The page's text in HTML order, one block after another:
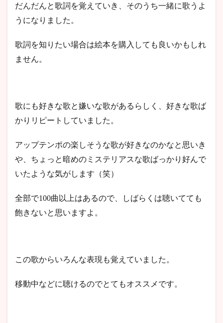
だんだんと歌詞を覚えていき、そのうち一緒に歌うよ
うになりました。
歌詞を知りたい場合は絵本を購入しても良いかもしれ
ません。
歌にも好きな歌と嫌いな歌があるらしく、好きな歌ば
かりリピートしていました。
アップテンポの楽しそうな歌が好きなのかなと思いき
や、ちょっと暗めのミステリアスな歌ばっかり好んで
いたような気がします（笑）
全部で100曲以上はあるので、しばらくは聴いてても
飽きないと思いますよ。
この歌からいろんな表現も覚えていました。
移動中などに聴けるのでとてもオススメです。